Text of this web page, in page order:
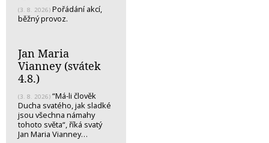
(3. 8. 2026) Pořádání akcí,
běžný provoz.
Jan Maria
Vianney (svátek
4.8.)
(3. 8. 2026) “Má-li člověk
Ducha svatého, jak sladké
jsou všechna námahy
tohoto světa“, říká svatý
Jan Maria Vianney…